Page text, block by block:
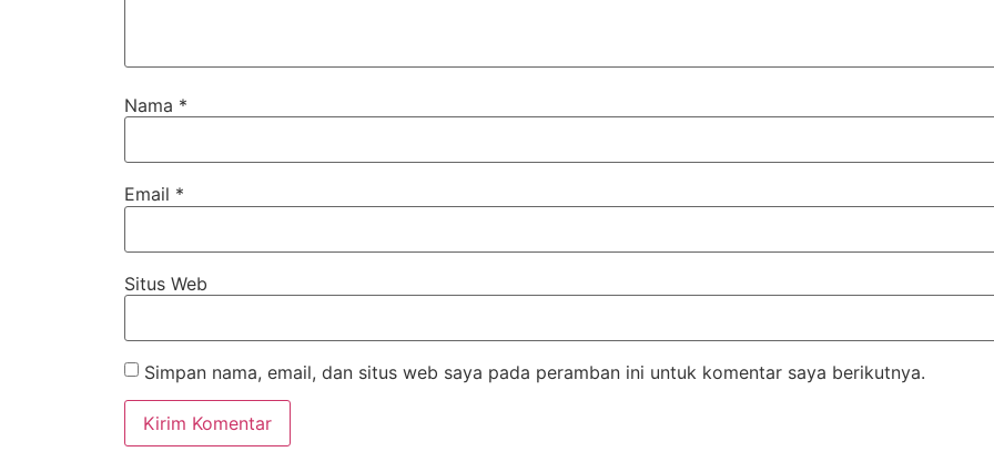
Nama *
Email *
Situs Web
Simpan nama, email, dan situs web saya pada peramban ini untuk komentar saya berikutnya.